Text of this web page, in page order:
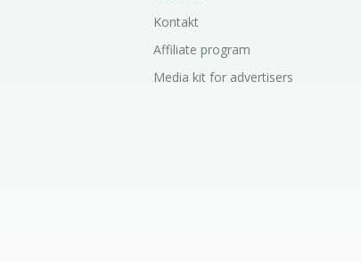
Kontakt
Affiliate program
Media kit for advertisers